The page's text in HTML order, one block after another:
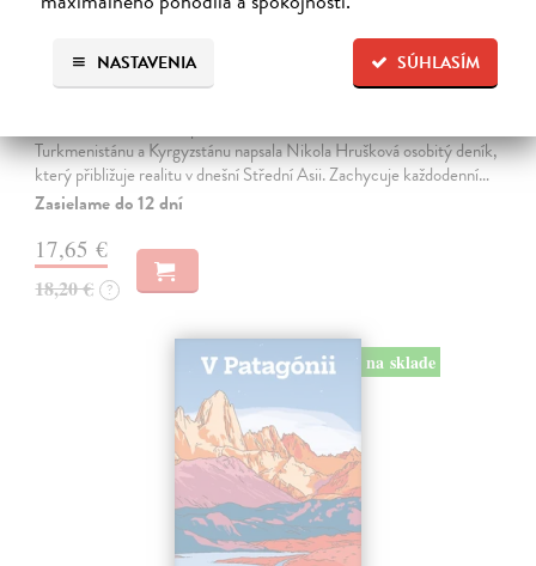
SÚHLASÍM
NASTAVENIA
V srdci Střední Asie
Turkmenistánu a Kyrgyzstánu napsala Nikola Hrušková osobitý deník,
který přibližuje realitu v dnešní Střední Asii. Zachycuje každodenní…
Zasielame do 12 dní
17,65 €
18,20 € ?
na sklade